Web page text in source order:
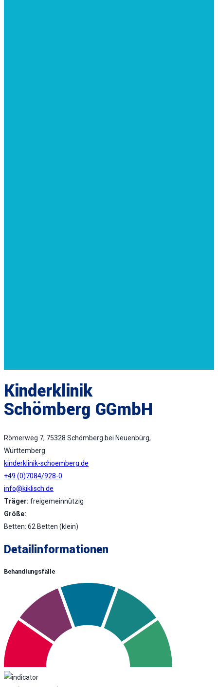
Kinderklinik
Schömberg GGmbH
Römerweg 7, 75328 Schömberg bei Neuenbürg,
Württemberg
kinderklinik-schoemberg.de
+49 (0)7084/928-0
info@kiklisch.de
Träger: freigemeinnützig
Größe:
Betten: 62 Betten (klein)
Detailinformationen
Behandlungsfälle